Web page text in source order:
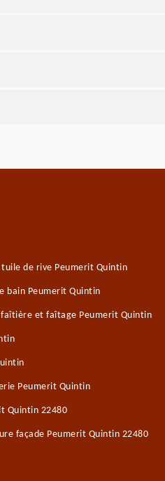
de rive Peumerit Quintin
bain Peumerit Quintin
et faîtage Peumerit Quintin
Peumerit Quintin
Quintin 22480
façade Peumerit Quintin 22480